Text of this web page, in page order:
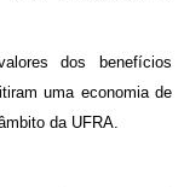
dos benefícios
uma economia de
da UFRA.